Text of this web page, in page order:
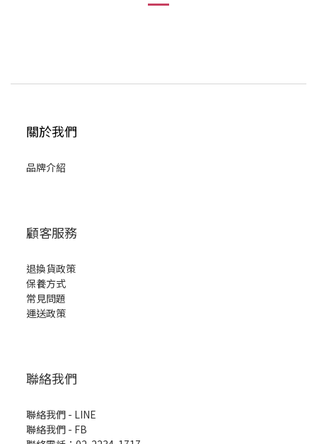
關於我們
品牌介紹
顧客服務
退換貨政策
保養方式
常見問題
運送政策
聯絡我們
聯絡我們 - LINE
聯絡我們 - FB